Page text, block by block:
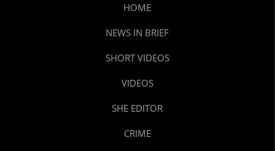
HOME
NEWS IN BRIEF
SHORT VIDEOS
VIDEOS
SHE EDITOR
CRIME